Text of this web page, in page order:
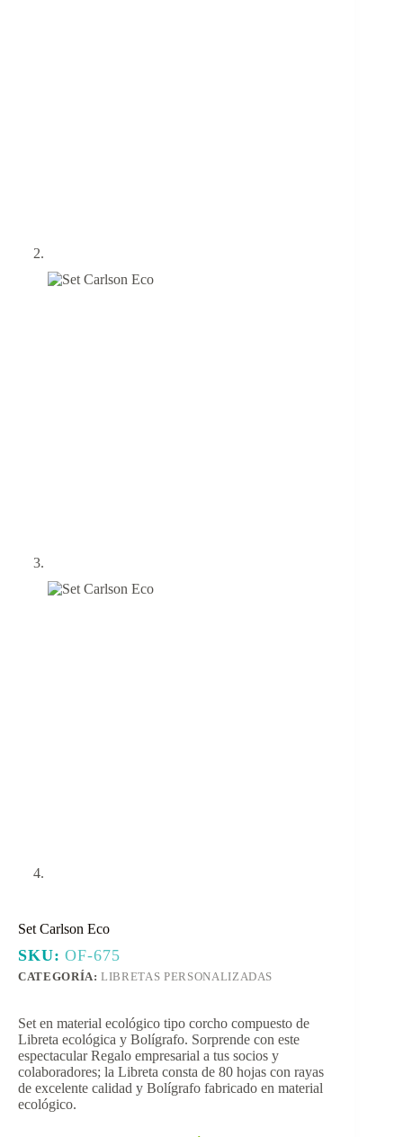
Set Carlson Eco
SKU:OF-675
CATEGORÍA:LIBRETAS PERSONALIZADAS
Set en material ecológico tipo corcho compuesto de
Libreta ecológica y Bolígrafo. Sorprende con este
espectacular Regalo empresarial a tus socios y
colaboradores; la Libreta consta de 80 hojas con rayas
de excelente calidad y Bolígrafo fabricado en material
ecológico.